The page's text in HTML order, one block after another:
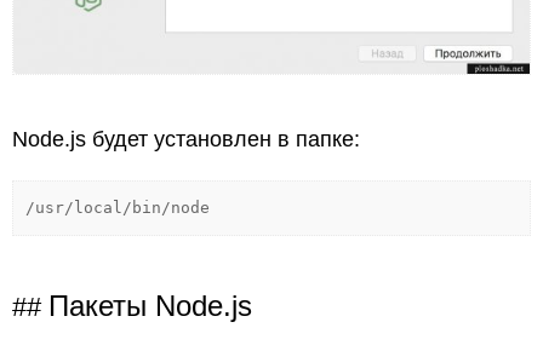
Node.js будет установлен в папке:
/usr/local/bin/node
Пакеты Node.js